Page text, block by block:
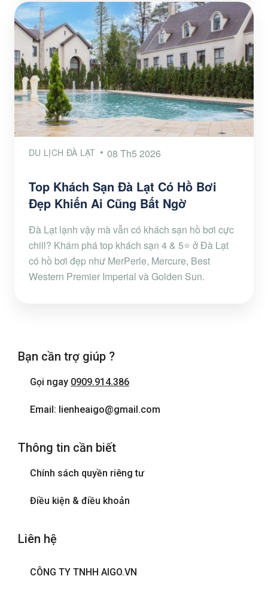
DU LỊCH ĐÀ LẠT 08 Th5 2026
Top Khách Sạn Đà Lạt Có Hồ Bơi
Đẹp Khiến Ai Cũng Bất Ngờ
Đà Lạt lạnh vậy mà vẫn có khách sạn hồ bơi cực
chill? Khám phá top khách sạn 4 & 5⭐ ở Đà Lạt
có hồ bơi đẹp như MerPerle, Mercure, Best
Western Premier Imperial và Golden Sun.
Bạn cần trợ giúp ?
Gọi ngay 0909.914.386
Email: lienheaigo@gmail.com
Thông tin cần biết
Chính sách quyền riêng tư
Điều kiện & điều khoản
Liên hệ
CÔNG TY TNHH AIGO.VN